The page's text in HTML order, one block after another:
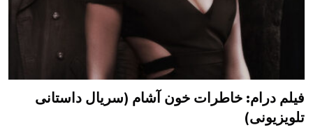
فیلم درام: خاطرات خون آشام (سریال داستانی
تلویزیونی)